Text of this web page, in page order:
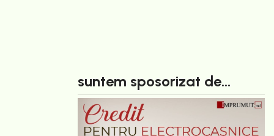
suntem sposorizat de...